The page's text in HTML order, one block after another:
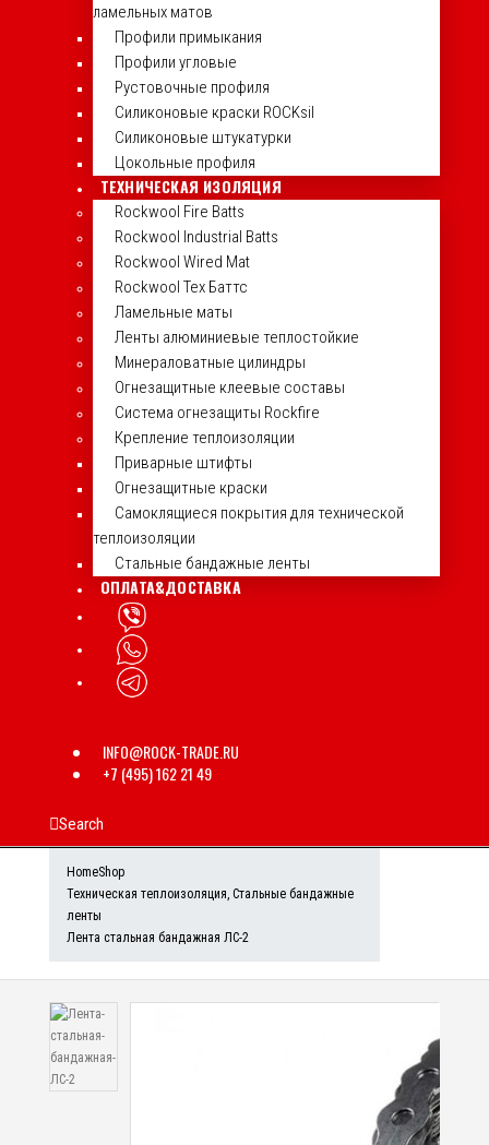
ламельных матов
Профили примыкания
Профили угловые
Рустовочные профиля
Силиконовые краски ROCKsil
Силиконовые штукатурки
Цокольные профиля
ТЕХНИЧЕСКАЯ ИЗОЛЯЦИЯ
Rockwool Fire Batts
Rockwool Industrial Batts
Rockwool Wired Mat
Rockwool Тех Баттс
Ламельные маты
Ленты алюминиевые теплостойкие
Минераловатные цилиндры
Огнезащитные клеевые составы
Система огнезащиты Rockfire
Крепление теплоизоляции
Приварные штифты
Огнезащитные краски
Самоклящиеся покрытия для технической
теплоизоляции
Стальные бандажные ленты
ОПЛАТА&ДОСТАВКА
INFO@ROCK-TRADE.RU
+7 (495) 162 21 49
Search
HomeShop
Техническая теплоизоляция, Стальные бандажные
ленты
Лента стальная бандажная ЛС-2